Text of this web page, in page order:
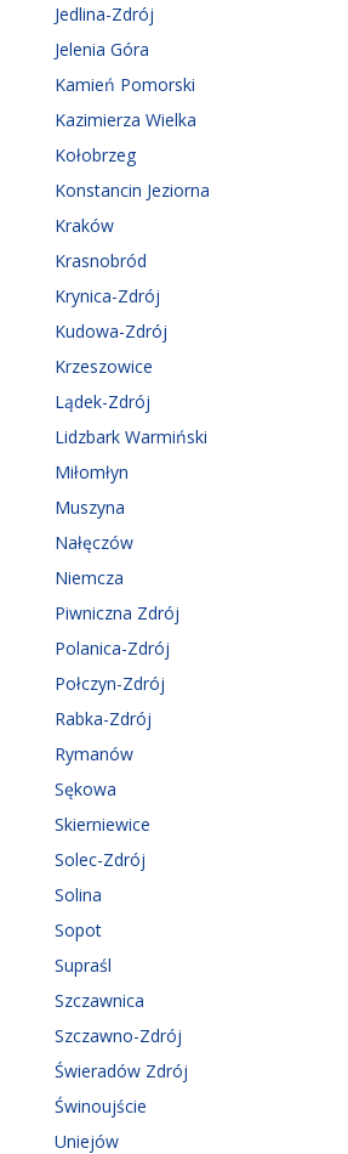
Jedlina-Zdrój
Jelenia Góra
Kamień Pomorski
Kazimierza Wielka
Kołobrzeg
Konstancin Jeziorna
Kraków
Krasnobród
Krynica-Zdrój
Kudowa-Zdrój
Krzeszowice
Lądek-Zdrój
Lidzbark Warmiński
Miłomłyn
Muszyna
Nałęczów
Niemcza
Piwniczna Zdrój
Polanica-Zdrój
Połczyn-Zdrój
Rabka-Zdrój
Rymanów
Sękowa
Skierniewice
Solec-Zdrój
Solina
Sopot
Supraśl
Szczawnica
Szczawno-Zdrój
Świeradów Zdrój
Świnoujście
Uniejów